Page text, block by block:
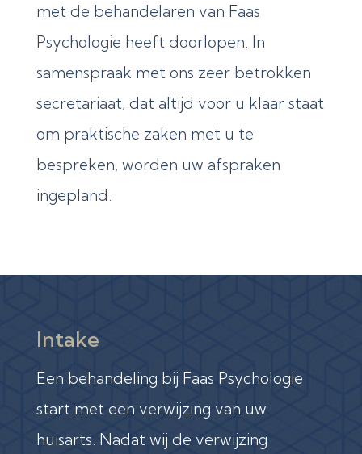
met de behandelaren van Faas
Psychologie heeft doorlopen. In
samenspraak met ons zeer betrokken
secretariaat, dat altijd voor u klaar staat
om praktische zaken met u te
bespreken, worden uw afspraken
ingepland.
Intake
Een behandeling bij Faas Psychologie
start met een verwijzing van uw
huisarts. Nadat wij de verwijzing